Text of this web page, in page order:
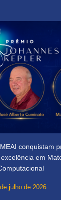
conquistam
em
julho de 2026